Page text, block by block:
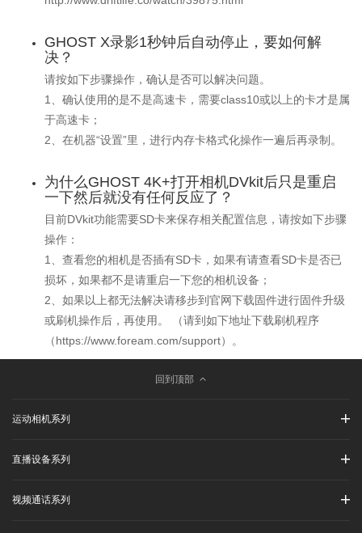
GHOST X录影1秒钟后自动停止，要如何解
决？
请按如下步骤操作，确认是否可以解决问题。
1、确认使用的是不是高速卡，需要class10或以上的卡才是属
于高速卡；
2、在机器“设置”里，进行内存卡格式化操作一遍后再录制。
为什么GHOST 4K+打开相机DVkit后只是重启
一下然后就没有任何反应了？
目前DVkit功能需要SD卡来保存相关配置信息，请按如下步骤
操作：
1、查看您的相机是否插有SD卡，如果有请查看SD卡是否已
损坏，如果都不是请重启一下您的相机设备；
2、如果以上都无法解决请移步到官网下载固件进行固件升级
或刷机操作后，再使用。 （请到如下地址下载刷机程序
（https://www.foream.com/support）。
回到顶部
运动相机系列
直播设备系列
视频通话系列